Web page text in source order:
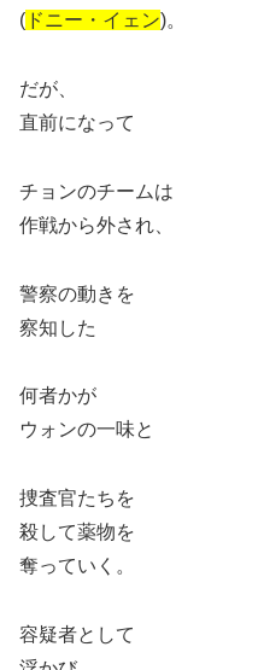
( ドニー・イェン)。
だが、
直前になって
チョンのチームは
作戦から外され、
警察の動きを
察知した
何者かが
ウォンの一味と
捜査官たちを
殺して薬物を
奪っていく。
容疑者として